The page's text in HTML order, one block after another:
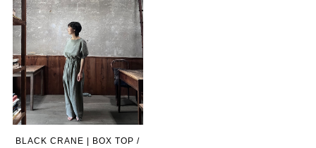
BLACK CRANE | BOX TOP /